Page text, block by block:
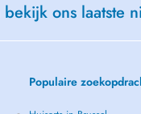
ons laatste
Populaire